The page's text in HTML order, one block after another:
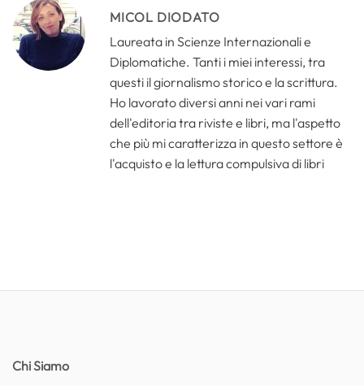
MICOL DIODATO
Laureata in Scienze Internazionali e
Diplomatiche. Tanti i miei interessi, tra
questi il giornalismo storico e la scrittura.
Ho lavorato diversi anni nei vari rami
dell'editoria tra riviste e libri, ma l'aspetto
che più mi caratterizza in questo settore è
l'acquisto e la lettura compulsiva di libri
Chi Siamo